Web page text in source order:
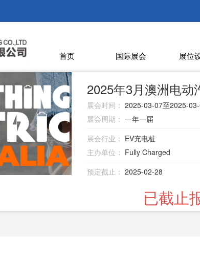
首页 国际展会 展位
2025年3月澳洲电动
展会时间： 2025-03-07至2025-
展会周期： 一年一届
展会行业： EV充电桩
主办单位： Fully Charged
预定截止： 2025-02-28
已截止